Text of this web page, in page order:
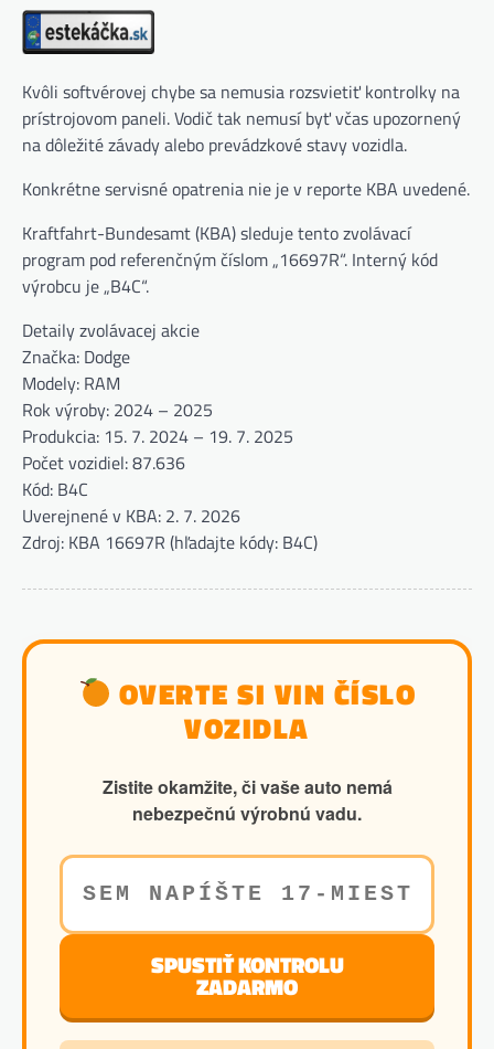
Kvôli softvérovej chybe sa nemusia rozsvietiť kontrolky na
prístrojovom paneli. Vodič tak nemusí byť včas upozornený
na dôležité závady alebo prevádzkové stavy vozidla.
Konkrétne servisné opatrenia nie je v reporte KBA uvedené.
Kraftfahrt-Bundesamt (KBA) sleduje tento zvolávací
program pod referenčným číslom „16697R“. Interný kód
výrobcu je „B4C“.
Detaily zvolávacej akcie
Značka: Dodge
Modely: RAM
Rok výroby: 2024 – 2025
Produkcia: 15. 7. 2024 – 19. 7. 2025
Počet vozidiel: 87.636
Kód: B4C
Uverejnené v KBA: 2. 7. 2026
Zdroj: KBA 16697R (hľadajte kódy: B4C)
OVERTE SI VIN ČÍSLO
VOZIDLA
Zistite okamžite, či vaše auto nemá
nebezpečnú výrobnú vadu.
SPUSTIŤ KONTROLU
ZADARMO